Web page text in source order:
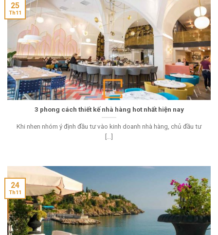
3 phong cách thiết kế nhà hàng hot nhất hiện nay
Khi nhen nhóm ý định đầu tư vào kinh doanh nhà hàng, chủ đầu tư
[...]
25
Th11
24
Th11